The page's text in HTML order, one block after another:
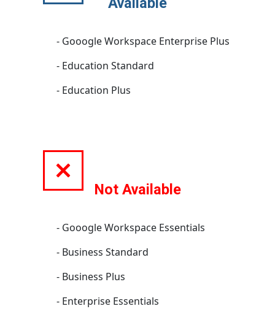
- Gooogle Workspace Enterprise Plus
- Education Standard
- Education Plus
Not Available
- Gooogle Workspace Essentials
- Business Standard
- Business Plus
- Enterprise Essentials